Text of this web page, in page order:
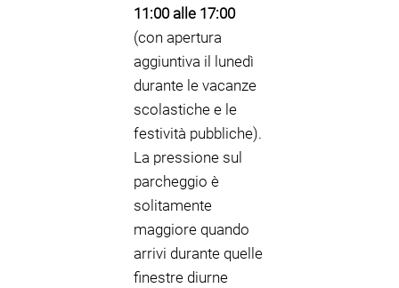
11:00 alle 17:00
(con apertura
aggiuntiva il lunedì
durante le vacanze
scolastiche e le
festività pubbliche).
La pressione sul
parcheggio è
solitamente
maggiore quando
arrivi durante quelle
finestre diurne